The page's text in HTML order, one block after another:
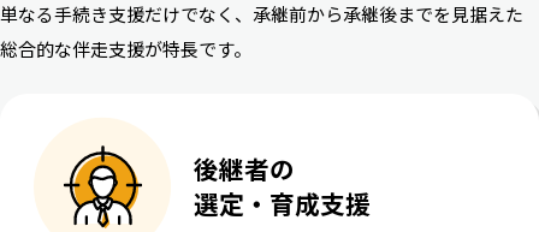
単なる手続き支援だけでなく、承継前から承継後までを見据えた
総合的な伴走支援が特長です。
後継者の
選定・育成支援